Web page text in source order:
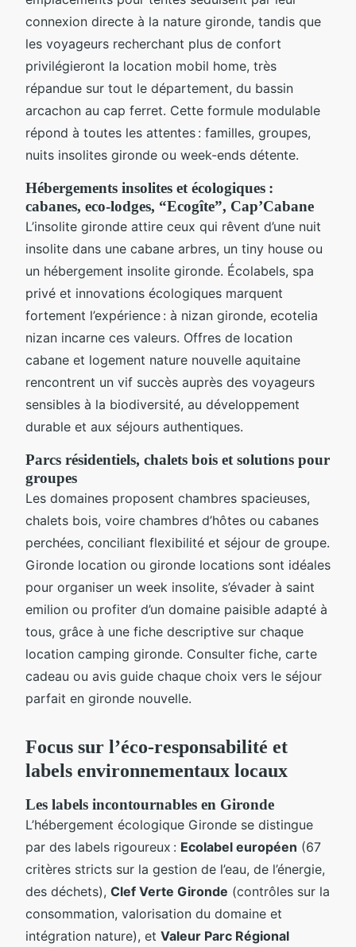
connexion directe à la nature gironde, tandis que
les voyageurs recherchant plus de confort
privilégieront la location mobil home, très
répandue sur tout le département, du bassin
arcachon au cap ferret. Cette formule modulable
répond à toutes les attentes : familles, groupes,
nuits insolites gironde ou week-ends détente.
Hébergements insolites et écologiques :
cabanes, eco-lodges, “Ecogîte”, Cap’Cabane
L’insolite gironde attire ceux qui rêvent d’une nuit
insolite dans une cabane arbres, un tiny house ou
un hébergement insolite gironde. Écolabels, spa
privé et innovations écologiques marquent
fortement l’expérience : à nizan gironde, ecotelia
nizan incarne ces valeurs. Offres de location
cabane et logement nature nouvelle aquitaine
rencontrent un vif succès auprès des voyageurs
sensibles à la biodiversité, au développement
durable et aux séjours authentiques.
Parcs résidentiels, chalets bois et solutions pour
groupes
Les domaines proposent chambres spacieuses,
chalets bois, voire chambres d’hôtes ou cabanes
perchées, conciliant flexibilité et séjour de groupe.
Gironde location ou gironde locations sont idéales
pour organiser un week insolite, s’évader à saint
emilion ou profiter d’un domaine paisible adapté à
tous, grâce à une fiche descriptive sur chaque
location camping gironde. Consulter fiche, carte
cadeau ou avis guide chaque choix vers le séjour
parfait en gironde nouvelle.
Focus sur l’éco-responsabilité et
labels environnementaux locaux
Les labels incontournables en Gironde
L’hébergement écologique Gironde se distingue
par des labels rigoureux : Ecolabel européen (67
critères stricts sur la gestion de l’eau, de l’énergie,
des déchets), Clef Verte Gironde (contrôles sur la
consommation, valorisation du domaine et
intégration nature), et Valeur Parc Régional